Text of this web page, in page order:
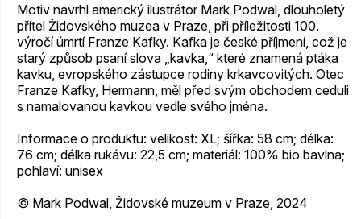
Motiv navrhl americký ilustrátor Mark Podwal, dlouholetý
přítel Židovského muzea v Praze, při příležitosti 100.
výročí úmrtí Franze Kafky. Kafka je české příjmení, což je
starý způsob psaní slova „kavka,“ které znamená ptáka
kavku, evropského zástupce rodiny krkavcovitých. Otec
Franze Kafky, Hermann, měl před svým obchodem ceduli
s namalovanou kavkou vedle svého jména.
Informace o produktu: velikost: XL; šířka: 58 cm; délka:
76 cm; délka rukávu: 22,5 cm; materiál: 100% bio bavlna;
pohlaví: unisex
© Mark Podwal, Židovské muzeum v Praze, 2024